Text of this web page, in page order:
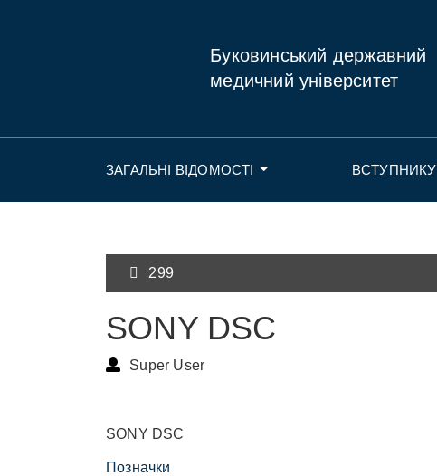
Буковинський державний
медичний університет
ЗАГАЛЬНІ ВІДОМОСТІ ВСТУПНИКУ
299
SONY DSC
Super User
SONY DSC
Позначки